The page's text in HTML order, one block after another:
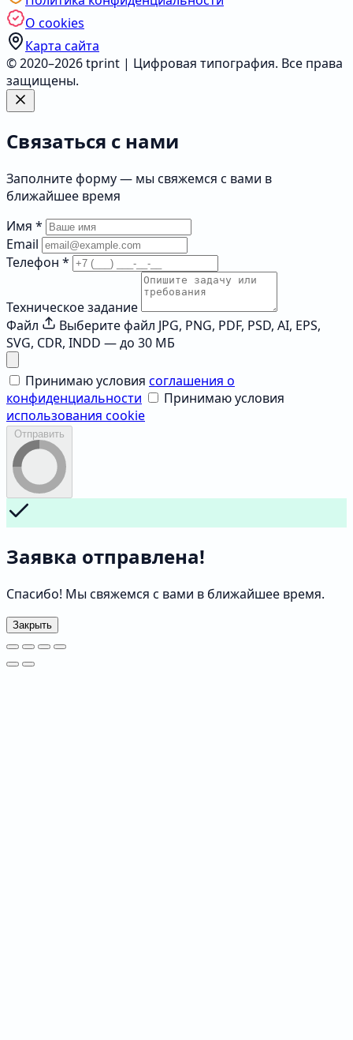
О cookies
Карта сайта
© 2020–2026 tprint | Цифровая типография. Все права
защищены.
Связаться с нами
Заполните форму — мы свяжемся с вами в
ближайшее время
Имя *
Email
Телефон *
Техническое задание
Файл
Выберите файл JPG, PNG, PDF, PSD, AI, EPS,
SVG, CDR, INDD — до 30 МБ
Принимаю условия соглашения о
конфиденциальности
Принимаю условия
использования cookie
Отправить
Заявка отправлена!
Спасибо! Мы свяжемся с вами в ближайшее время.
Закрыть